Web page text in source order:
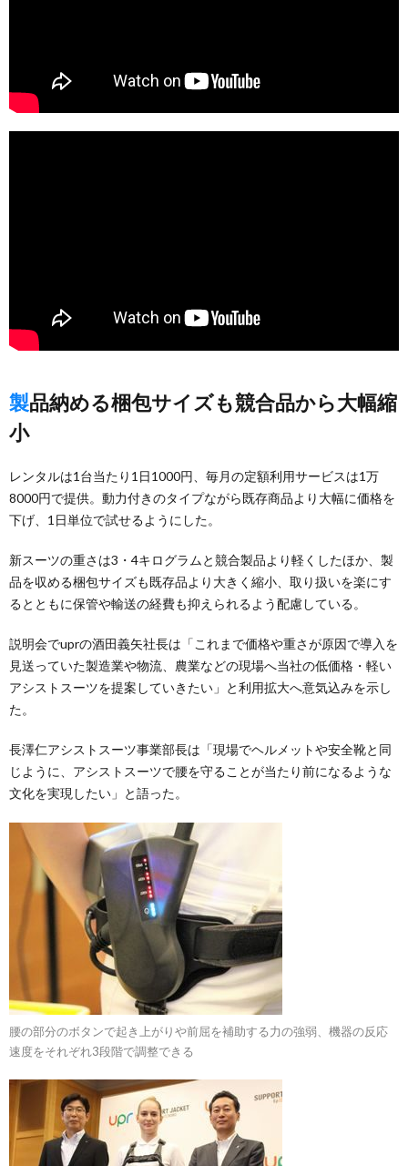
製品納める梱包サイズも競合品から大幅縮
小
レンタルは1台当たり1日1000円、毎月の定額利用サービスは1万
8000円で提供。動力付きのタイプながら既存商品より大幅に価格を
下げ、1日単位で試せるようにした。
新スーツの重さは3・4キログラムと競合製品より軽くしたほか、製
品を収める梱包サイズも既存品より大きく縮小、取り扱いを楽にす
るとともに保管や輸送の経費も抑えられるよう配慮している。
説明会でuprの酒田義矢社長は「これまで価格や重さが原因で導入を
見送っていた製造業や物流、農業などの現場へ当社の低価格・軽い
アシストスーツを提案していきたい」と利用拡大へ意気込みを示し
た。
長澤仁アシストスーツ事業部長は「現場でヘルメットや安全靴と同
じように、アシストスーツで腰を守ることが当たり前になるような
文化を実現したい」と語った。
腰の部分のボタンで起き上がりや前屈を補助する力の強弱、機器の反応
速度をそれぞれ3段階で調整できる